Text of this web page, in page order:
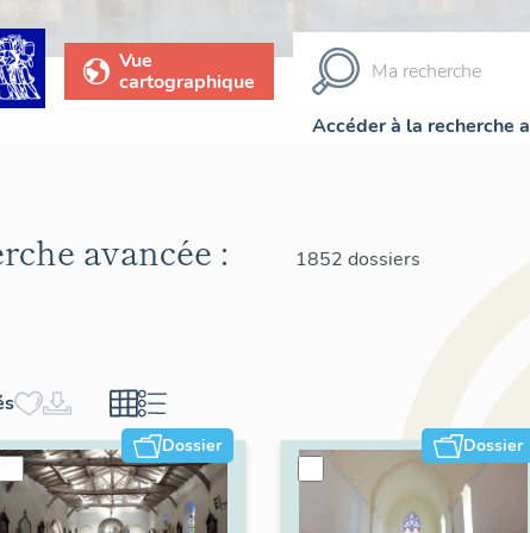
Vue
cartographique
Accéder à la recherche
avancée : 1852 dossiers
Dossier Dossier